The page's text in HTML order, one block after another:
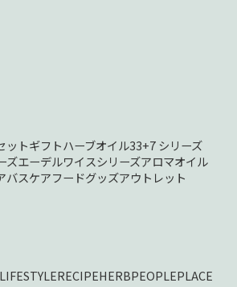
ットギフトハーブオイル33+7 シリーズ
ズエーデルワイスシリーズアロマオイル
バスケアフードグッズアウトレット
LIFESTYLERECIPEHERBPEOPLEPLACE